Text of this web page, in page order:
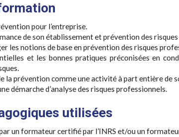
pour l’entreprise.
de son établissement et prévention des
les notions de base en prévention des risques
et les bonnes pratiques préconisées en
la prévention comme une activité à part entière de
démarche d’analyse des risques professionnels.
utilisées
un formateur certifié par l’INRS et/ou un